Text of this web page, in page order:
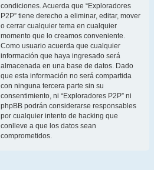
condiciones. Acuerda que “Exploradores
P2P” tiene derecho a eliminar, editar, mover
o cerrar cualquier tema en cualquier
momento que lo creamos conveniente.
Como usuario acuerda que cualquier
información que haya ingresado será
almacenada en una base de datos. Dado
que esta información no será compartida
con ninguna tercera parte sin su
consentimiento, ni “Exploradores P2P” ni
phpBB podrán considerarse responsables
por cualquier intento de hacking que
conlleve a que los datos sean
comprometidos.